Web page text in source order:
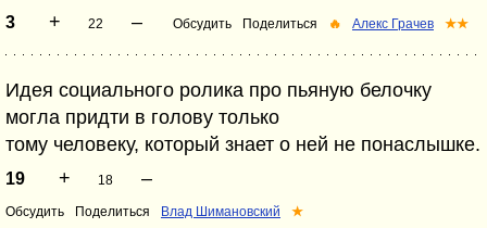
3 + 22 – Обсудить Поделиться 🔥 Алекс Грачев ★★
Идея социального ролика про пьяную белочку
могла придти в голову только
тому человеку, который знает о ней не понаслышке.
19 + 18 –
Обсудить Поделиться Влад Шимановский ★